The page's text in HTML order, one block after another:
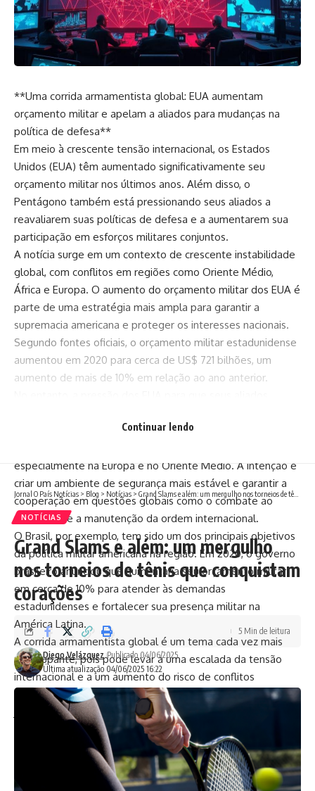
**Uma corrida armamentista global: EUA aumentam
orçamento militar e apelam a aliados para mudanças na
política de defesa**
Em meio à crescente tensão internacional, os Estados
Unidos (EUA) têm aumentado significativamente seu
orçamento militar nos últimos anos. Além disso, o
Pentágono também está pressionando seus aliados a
reavaliarem suas políticas de defesa e a aumentarem sua
participação em esforços militares conjuntos.
A notícia surge em um contexto de crescente instabilidade
global, com conflitos em regiões como Oriente Médio,
África e Europa. O aumento do orçamento militar dos EUA é
parte de uma estratégia mais ampla para garantir a
supremacia americana e proteger os interesses nacionais.
Segundo fontes oficiais, o orçamento militar estadunidense
aumentou em 2020 para cerca de US$ 721 bilhões, um
aumento de mais de 10% em relação ao ano anterior.
o início da década de 2010, o Pentágono tem sido cada vez
especialmente na Europa e no Oriente Médio. A intenção é
criar um ambiente de segurança mais estável e garantir a
cooperação em questões globais como o combate ao
terrorismo e a manutenção da ordem internacional.
O Brasil, por exemplo, tem sido um dos principais objetivos
da política militar americana na região. Em 2020, o governo
brasileiro anunciou que aumentaria seu orçamento militar
em cerca de 10% para atender às demandas
estadunidenses e fortalecer sua presença militar na
América Latina.
A corrida armamentista global é um tema cada vez mais
preocupante, pois pode levar a uma escalada da tensão
internacional e a um aumento do risco de conflitos
armados. É importante que os líderes mundiais trabalhem
juntos para estabelecer normas internacionais mais
rigorosas sobre o uso da força e garantir a manutenção da
Em resumo, o aumento do orçamento militar dos EUA e a
pressão para que seus aliados aumentem seu esforço
Continuar lendo
Jornal O País Notícias > Blog > Notícias > Grand Slams e além: um mergulho nos torneios de tênis que conquistam corações
NOTÍCIAS
Grand Slams e além: um mergulho
nos torneios de tênis que conquistam
corações
Última atualização 04/06/2025 16:22
Diego Velázquez Publicado 04/06/2025
5 Min de leitura